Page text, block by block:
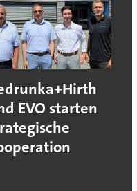
EVO starten